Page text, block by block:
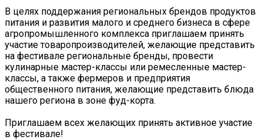
В целях поддержания региональных брендов продуктов
питания и развития малого и среднего бизнеса в сфере
агропромышленного комплекса приглашаем принять
участие товаропроизводителей, желающие представить
на фестивале региональные бренды, провести
кулинарные мастер-классы или ремесленные мастер-
классы, а также фермеров и предприятия
общественного питания, желающие представить блюда
нашего региона в зоне фуд-корта.
Приглашаем всех желающих принять активное участие
в фестивале!